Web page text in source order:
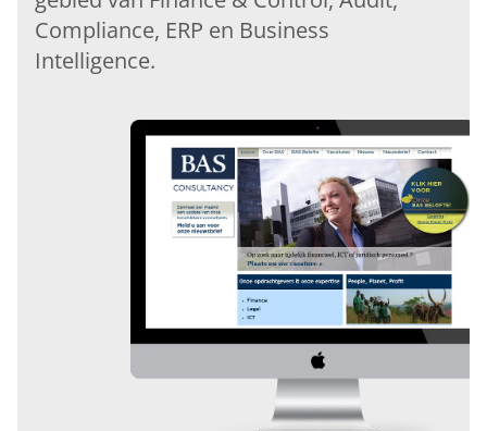
Compliance, ERP en Business
Intelligence.